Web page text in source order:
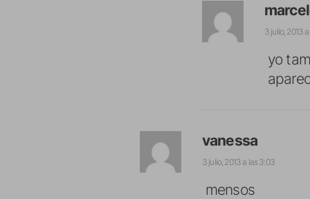
3 julio, 2013
yo
vanessa
3 julio, 2013 a las 3:03
mensos